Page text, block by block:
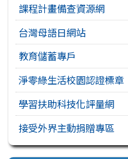
課程計畫備查資源網
台灣母語日網站
教育儲蓄專戶
淨零綠生活校園認證標章
學習扶助科技化評量網
接受外界主動捐贈專區